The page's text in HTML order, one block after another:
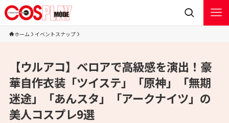
ホーム イベントスナップ
【ウルアコ】ベロアで高級感を演出！豪
華自作衣装「ツイステ」「原神」「無期
迷途」「あんスタ」「アークナイツ」の
美人コスプレ9選